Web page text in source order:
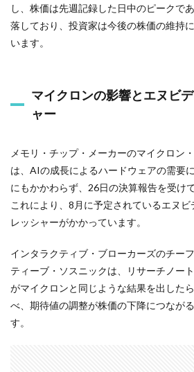
し、株価は先週記録した日中のピークで
落しており、投資家は今後の株価の維持
います。
マイクロンの影響とエヌビ
ャー
メモリ・チップ・メーカーのマイクロン
は、AIの成長によるハードウェアの需要
にもかかわらず、26日の決算報告を受け
これにより、8月に予定されているエヌ
レッシャーがかかっています。
インタラクティブ・ブローカーズのチー
ティーブ・ソスニックは、リサーチノー
がマイクロンと同じような結果を出した
べ、期待値の調整が株価の下降につなが
す。